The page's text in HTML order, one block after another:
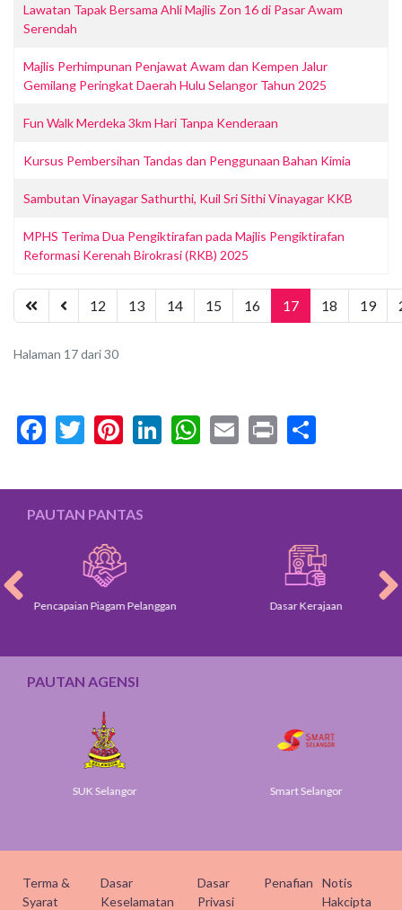
Lawatan Tapak Bersama Ahli Majlis Zon 16 di Pasar Awam
Serendah
Majlis Perhimpunan Penjawat Awam dan Kempen Jalur
Gemilang Peringkat Daerah Hulu Selangor Tahun 2025
Fun Walk Merdeka 3km Hari Tanpa Kenderaan
Kursus Pembersihan Tandas dan Penggunaan Bahan Kimia
Sambutan Vinayagar Sathurthi, Kuil Sri Sithi Vinayagar KKB
MPHS Terima Dua Pengiktirafan pada Majlis Pengiktirafan
Reformasi Kerenah Birokrasi (RKB) 2025
12 13 14 15 16 17 18 19
Halaman 17 dari 30
Facebook
Twitter
Pinterest
LinkedIn
WhatsApp
Email
Print
PAUTAN PANTAS
Pencapaian Piagam Pelanggan Dasar Kerajaan
PAUTAN AGENSI
SUK Selangor Smart Selangor
Terma &
Syarat
Dasar
Keselamatan
Dasar
Privasi
Penafian
Notis
Hakcipta